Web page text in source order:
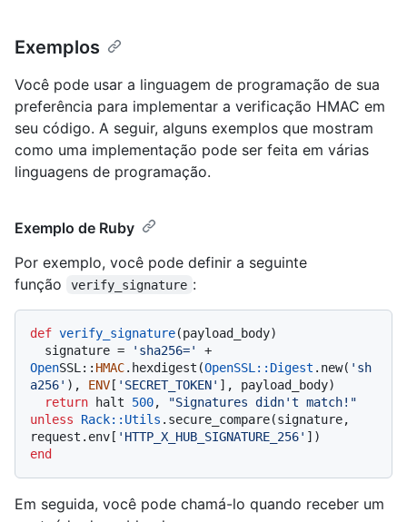
Exemplos
Você pode usar a linguagem de programação de sua
preferência para implementar a verificação HMAC em
seu código. A seguir, alguns exemplos que mostram
como uma implementação pode ser feita em várias
linguagens de programação.
Exemplo de Ruby
Por exemplo, você pode definir a seguinte
função
verify_signature :
def verify_signature(payload_body)
  signature =
'sha256='
OpenSSL:: HMAC.hexdigest(OpenSSL::Digest .new( 'sh
a256' ), ENV [ 'SECRET_TOKEN' ], payload_body)
return halt 500,
"Signatures didn't match!"
unless
Rack: :Utils .secure_compare(signature,
request.env[ 'HTTP_X_HUB_SIGNATURE_256'
end
Em seguida, você pode chamá-lo quando receber um